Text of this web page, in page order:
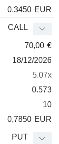
0,3450 EUR
CALL
70,00 €
18/12/2026
5.07x
0.573
10
0,7850 EUR
PUT